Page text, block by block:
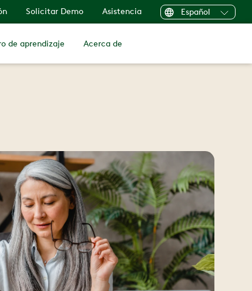
Solicitar Demo Asistencia Español
de aprendizaje Acerca de